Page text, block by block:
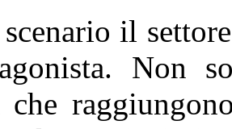
il
Non
che